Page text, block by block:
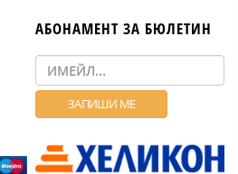
АБОНАМЕНТ ЗА БЮЛЕТИН